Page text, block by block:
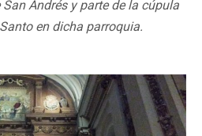
Andrés y parte de la cúpula
en dicha parroquia.